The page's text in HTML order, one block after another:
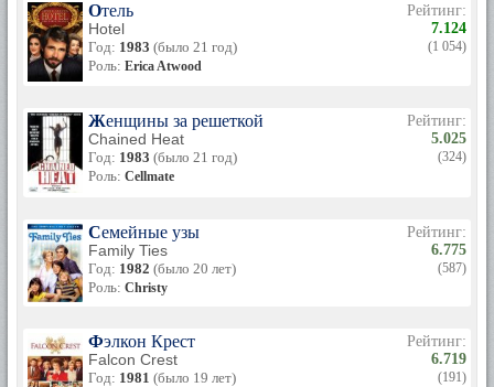
Отель
Hotel
Год: 1983 (было 21 год)
Роль: Erica Atwood
Рейтинг:
7.124
(1 054)
Женщины за решеткой
Chained Heat
Год: 1983 (было 21 год)
Роль: Cellmate
Рейтинг:
5.025
(324)
Семейные узы
Family Ties
Год: 1982 (было 20 лет)
Роль: Christy
Рейтинг:
6.775
(587)
Фэлкон Крест
Falcon Crest
Год: 1981 (было 19 лет)
Рейтинг:
6.719
(191)